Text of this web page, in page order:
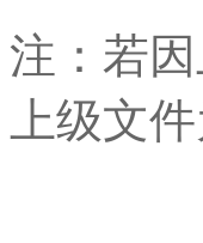
注：若
上级文